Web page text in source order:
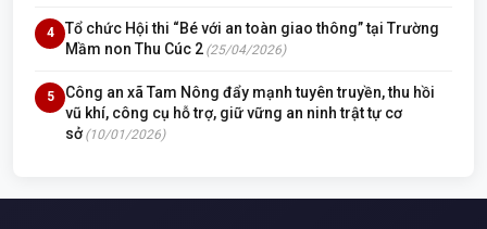
4
Tổ chức Hội thi “Bé với an toàn giao thông” tại Trường
Mầm non Thu Cúc 2 (25/04/2026)
5
Công an xã Tam Nông đẩy mạnh tuyên truyền, thu hồi
vũ khí, công cụ hỗ trợ, giữ vững an ninh trật tự cơ
sở (10/01/2026)